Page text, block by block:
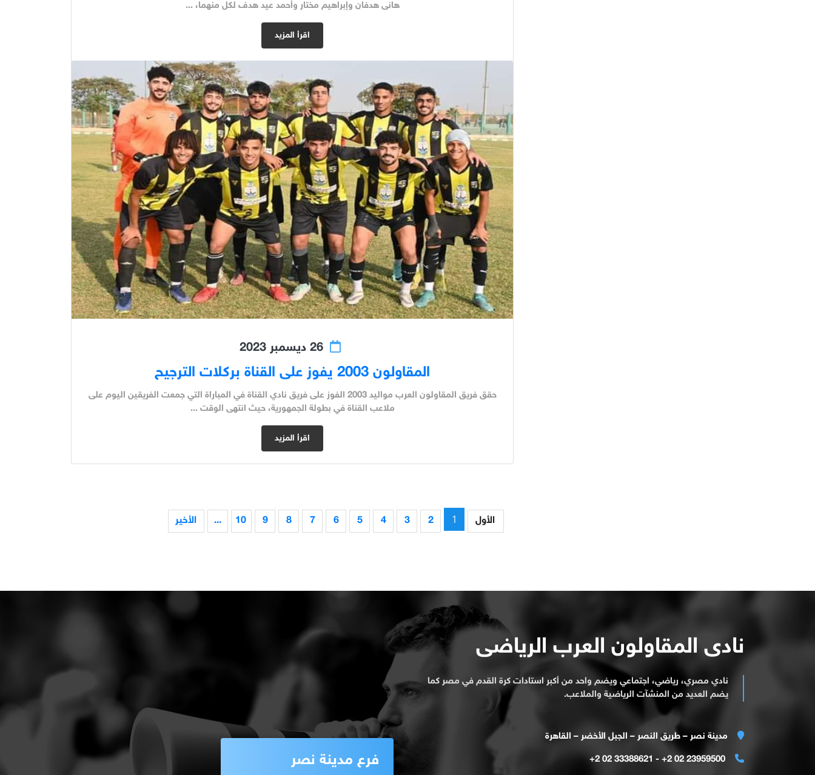
هانى هدفان وإبراهيم مختار وأحمد عيد هدف لكل منهما، ...
اقرأ المزيد
26 ديسمبر 2023
المقاولون 2003 يفوز على القناة بركلات الترجيح
حقق فريق المقاولون العرب مواليد 2003 الفوز على فريق نادي القناة في المباراة التي جمعت الفريقين اليوم على
ملاعب القناة في بطولة الجمهورية، حيث انتهى الوقت ...
اقرأ المزيد
الأول 1
2
3
4
5
6
7
8
9
10
... الأخير
فرع مدينة نصر
نادى المقاولون العرب الرياضى
نادي مصري، رياضي، اجتماعي ويضم واحد من أكبر استادات كرة القدم في مصر كما
يضم العديد من المنشآت الرياضية والملاعب.
مدينة نصر – طريق النصر – الجبل الأخضر – القاهرة
23959500 02 2+ - 33388621 02 2+